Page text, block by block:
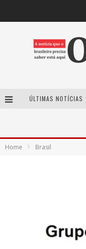
ÚLTIMAS NOTÍCIAS
Home Brasil